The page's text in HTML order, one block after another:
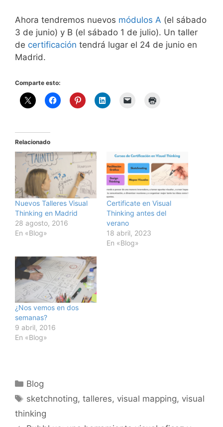
Ahora tendremos nuevos módulos A (el sábado
3 de junio) y B (el sábado 1 de julio). Un taller
de certificación tendrá lugar el 24 de junio en
Madrid.
Comparte esto:
Relacionado
Nuevos Talleres Visual
Thinking en Madrid
28 agosto, 2016
En «Blog»
Certificate en Visual
Thinking antes del
verano
18 abril, 2023
En «Blog»
¿Nos vemos en dos
semanas?
9 abril, 2016
En «Blog»
Categorías
Blog
Etiquetas
sketchnoting,talleres, visual mapping, visual
thinking